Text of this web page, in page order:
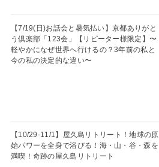
【7/19(日)お話会と暑気払い】京都ありがと
う倶楽部「123会」【リピーター様限定】〜
軽やかになぜ世界へ行けるの？3年前の私と
今の私の決定的な違い〜
【10/29-11/1】屋久島リトリート！地球の原
始パワーを全身で浴びる！海・山・谷・森を
満喫！奇跡の屋久島リトリート